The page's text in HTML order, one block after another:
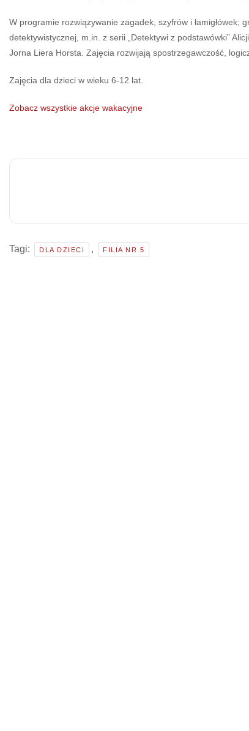
W programie rozwiązywanie zagadek, szyfrów i
detektywistycznej, m.in. z serii „Detektywi z podstawówki”
Jorna Liera Horsta. Zajęcia rozwijają spostrzegawczość,
Zajęcia dla dzieci w wieku 6-12 lat.
Zobacz wszystkie akcje wakacyjne
Tagi: DLA DZIECI , FILIA NR 5